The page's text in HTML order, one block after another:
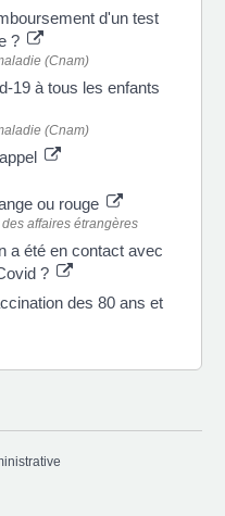
d'un test
?
(Cnam)
19 à tous les enfants
(Cnam)
ou rouge
affaires étrangères
a été en contact avec
?
des 80 ans et